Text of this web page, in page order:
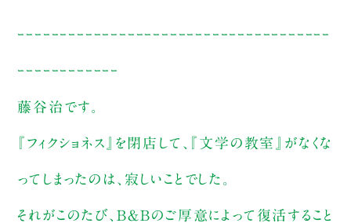
ｰｰｰｰｰｰｰｰｰｰｰｰｰｰｰｰｰｰｰｰｰｰｰｰｰｰｰｰｰｰｰｰｰｰｰｰｰ
ｰｰｰｰｰｰｰｰｰｰｰｰ
藤谷治です。
『フィクショネス』を閉店して、『文学の教室』がなくな
ってしまったのは、寂しいことでした。
それがこのたび、Ｂ＆Ｂのご厚意によって復活すること